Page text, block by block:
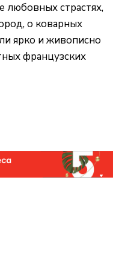
любовных страстях,
о коварных
ярко и живописно
французских